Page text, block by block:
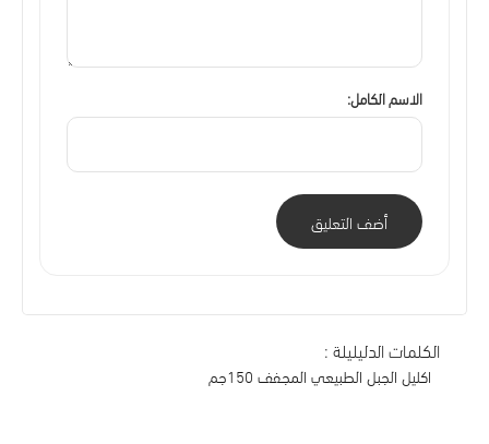
الاسم الكامل:
أضف التعليق
الكلمات الدليليلة :
اكليل الجبل الطبيعي المجفف 150جم